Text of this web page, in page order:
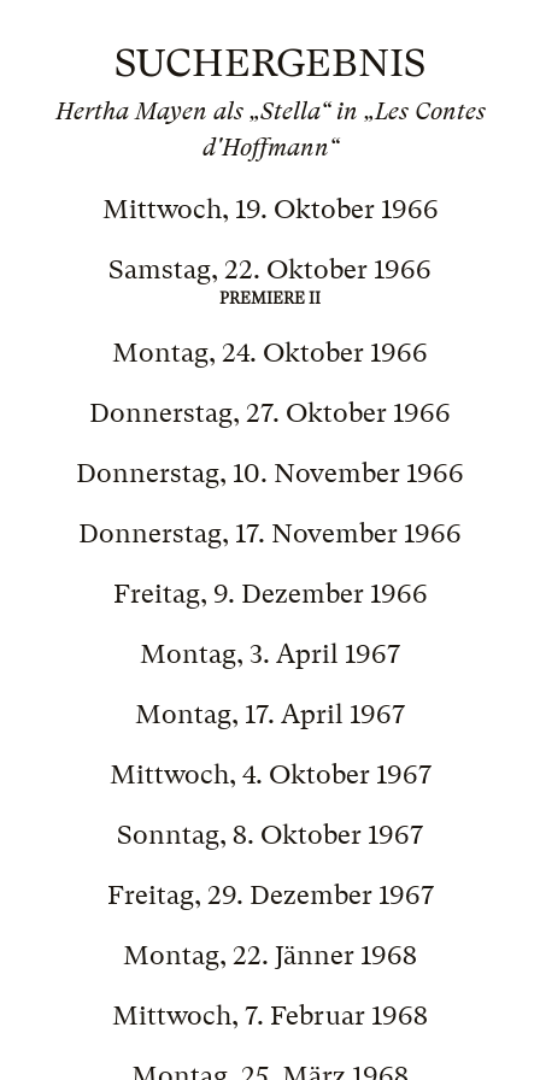
SUCHERGEBNIS
Hertha Mayen als „Stella“ in „Les Contes
d'Hoffmann“
Mittwoch, 19. Oktober 1966
Samstag, 22. Oktober 1966
PREMIERE II
Montag, 24. Oktober 1966
Donnerstag, 27. Oktober 1966
Donnerstag, 10. November 1966
Donnerstag, 17. November 1966
Freitag, 9. Dezember 1966
Montag, 3. April 1967
Montag, 17. April 1967
Mittwoch, 4. Oktober 1967
Sonntag, 8. Oktober 1967
Freitag, 29. Dezember 1967
Montag, 22. Jänner 1968
Mittwoch, 7. Februar 1968